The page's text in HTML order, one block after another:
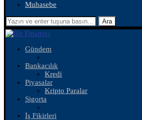
Muhasebe
Ara
Gündem
Bankacılık
Kredi
Piyasalar
Kripto Paralar
Sigorta
İş Fikirleri